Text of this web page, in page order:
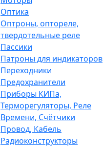
Оптика
Оптроны, оптореле,
твердотельные реле
Пассики
Патроны для индикаторов
Переходники
Предохранители
Приборы КИПа,
Терморегуляторы, Реле
Времени, Счётчики
Провод, Кабель
Радиоконструкторы